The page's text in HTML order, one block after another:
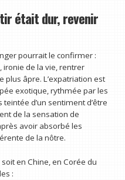
était dur, revenir
pourrait le confirmer :
ironie de la vie, rentrer
plus âpre. L’expatriation est
exotique, rythmée par les
d’un sentiment d’être
de la sensation de
avoir absorbé les
de la nôtre.
en Chine, en Corée du
: